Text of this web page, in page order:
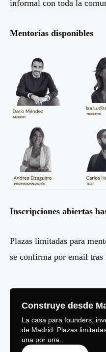
informal con toda la
Mentorías disponibles
Inscripciones abiertas
Plazas limitadas para
se confirma por email
Construye desde
La casa para founders,
de Madrid. Plazas
una por una.